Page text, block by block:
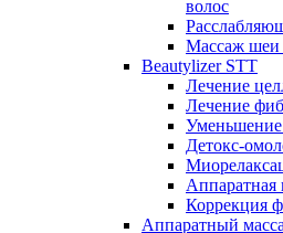
волос
Массаж
Beautylizer STT
Лечение
Лечение
Детокс-
Аппаратная
Коррекция
Аппаратный